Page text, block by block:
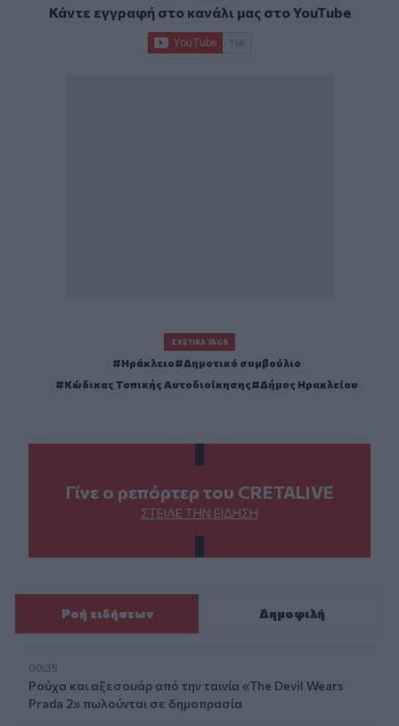
Κάντε εγγραφή στο κανάλι μας στοYouTube
ΣΧΕΤΙΚΆ TAGS
Ηράκλειο
Δημοτικό συμβούλιο
Κώδικας Τοπικής Αυτοδιοίκησης
Δήμος Ηρακλείου
Γίνε ο ρεπόρτερ του CRETALIVE
ΣΤΕΊΛΕ ΤΗΝ ΕΊΔΗΣΗ
Ροή ειδήσεων Δημοφιλή
00:35
Ρούχα και αξεσουάρ από την ταινία «The Devil Wears
Prada 2» πωλούνται σε δημοπρασία